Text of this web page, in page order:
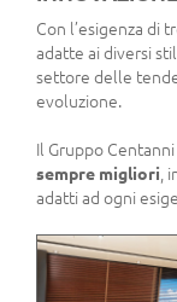
Con l’esigenza di
adatte ai diversi
settore delle
evoluzione.
Il Gruppo
sempre migliori ,
adatti ad ogni